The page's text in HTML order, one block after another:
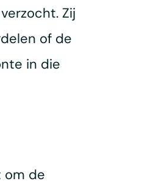
Zij
of de
in die
om de